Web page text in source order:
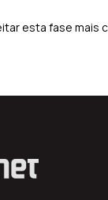
esta fase mais